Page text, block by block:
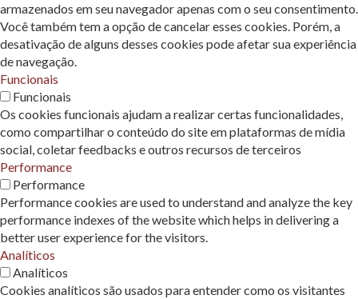
armazenados em seu navegador apenas com o seu consentimento.
Você também tem a opção de cancelar esses cookies. Porém, a
desativação de alguns desses cookies pode afetar sua experiência
de navegação.
Funcionais
Funcionais
Os cookies funcionais ajudam a realizar certas funcionalidades,
como compartilhar o conteúdo do site em plataformas de mídia
social, coletar feedbacks e outros recursos de terceiros
Performance
Performance
Performance cookies are used to understand and analyze the key
performance indexes of the website which helps in delivering a
better user experience for the visitors.
Analíticos
Analíticos
Cookies analíticos são usados ​​para entender como os visitantes